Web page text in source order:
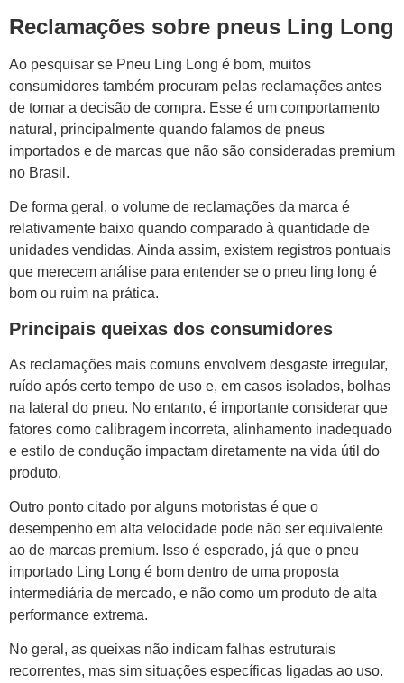
Reclamações sobre pneus Ling Long
Ao pesquisar se Pneu Ling Long é bom, muitos
consumidores também procuram pelas reclamações antes
de tomar a decisão de compra. Esse é um comportamento
natural, principalmente quando falamos de pneus
importados e de marcas que não são consideradas premium
no Brasil.
De forma geral, o volume de reclamações da marca é
relativamente baixo quando comparado à quantidade de
unidades vendidas. Ainda assim, existem registros pontuais
que merecem análise para entender se o pneu ling long é
bom ou ruim na prática.
Principais queixas dos consumidores
As reclamações mais comuns envolvem desgaste irregular,
ruído após certo tempo de uso e, em casos isolados, bolhas
na lateral do pneu. No entanto, é importante considerar que
fatores como calibragem incorreta, alinhamento inadequado
e estilo de condução impactam diretamente na vida útil do
produto.
Outro ponto citado por alguns motoristas é que o
desempenho em alta velocidade pode não ser equivalente
ao de marcas premium. Isso é esperado, já que o pneu
importado Ling Long é bom dentro de uma proposta
intermediária de mercado, e não como um produto de alta
performance extrema.
No geral, as queixas não indicam falhas estruturais
recorrentes, mas sim situações específicas ligadas ao uso.